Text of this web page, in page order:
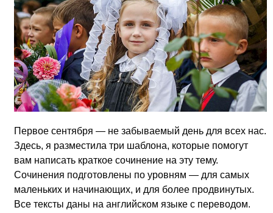
Первое сентября — не забываемый день для всех нас.
Здесь, я разместила три шаблона, которые помогут
вам написать краткое сочинение на эту тему.
Сочинения подготовлены по уровням — для самых
маленьких и начинающих, и для более продвинутых.
Все тексты даны на английском языке с переводом.